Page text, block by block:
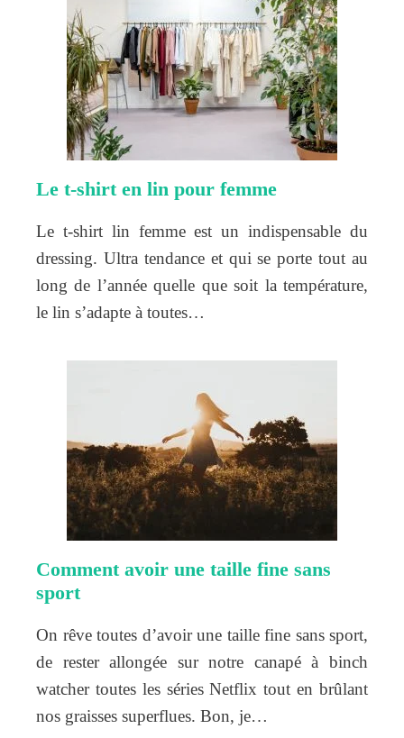
Le t-shirt en lin pour femme
Le t-shirt lin femme est un indispensable du
dressing. Ultra tendance et qui se porte tout au
long de l’année quelle que soit la température,
le lin s’adapte à toutes…
Comment avoir une taille fine sans
sport
On rêve toutes d’avoir une taille fine sans sport,
de rester allongée sur notre canapé à binch
watcher toutes les séries Netflix tout en brûlant
nos graisses superflues. Bon, je…